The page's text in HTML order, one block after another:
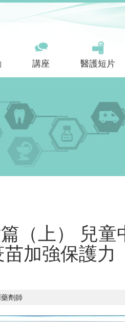
講座 醫護短片
（上） 兒童
加強保護力
劑師